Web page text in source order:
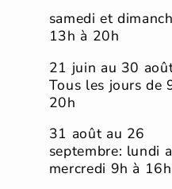
samedi et
13h à 20h
21 juin au 30
Tous les jours de
20h
31 août au 26
septembre: lundi
mercredi 9h à 16h